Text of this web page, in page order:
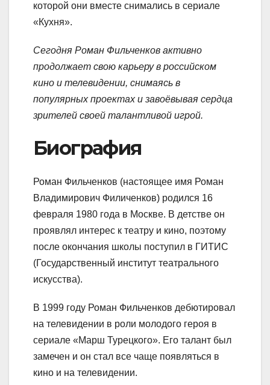
которой они вместе снимались в сериале
«Кухня».
Сегодня Роман Фильченков активно
продолжает свою карьеру в российском
кино и телевидении, снимаясь в
популярных проектах и завоёвывая сердца
зрителей своей талантливой игрой.
Биография
Роман Фильченков (настоящее имя Роман
Владимирович Филиченков) родился 16
февраля 1980 года в Москве. В детстве он
проявлял интерес к театру и кино, поэтому
после окончания школы поступил в ГИТИС
(Государственный институт театрального
искусства).
В 1999 году Роман Фильченков дебютировал
на телевидении в роли молодого героя в
сериале «Марш Турецкого». Его талант был
замечен и он стал все чаще появляться в
кино и на телевидении.